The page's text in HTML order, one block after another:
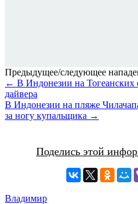
Предыдущее/следующее
← В Индонезии на Тогеанских
дайвера
В Индонезии на пляже
за ногу купальщика →
Поделись этой
Владимир